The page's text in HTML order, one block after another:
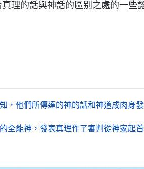
理的話與神話的區别之處的一些
，他們所傳達的神的話和神道成肉身
全能神，發表真理作了審判從神家起